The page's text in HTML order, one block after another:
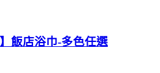
飯店浴巾-多色任選